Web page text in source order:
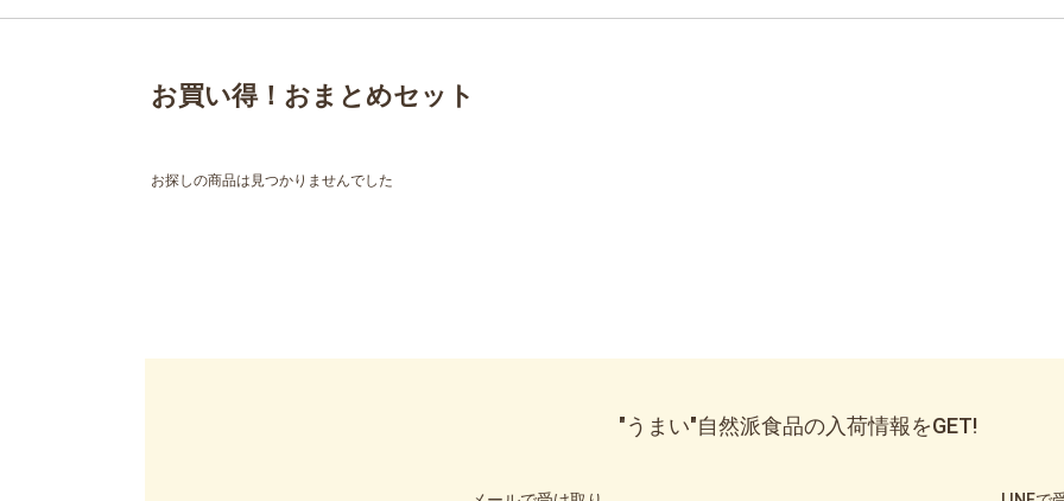
お買い得！おまとめセット
お探しの商品は見つかりませんでした
"うまい"自然派食品の入荷情報をGET!